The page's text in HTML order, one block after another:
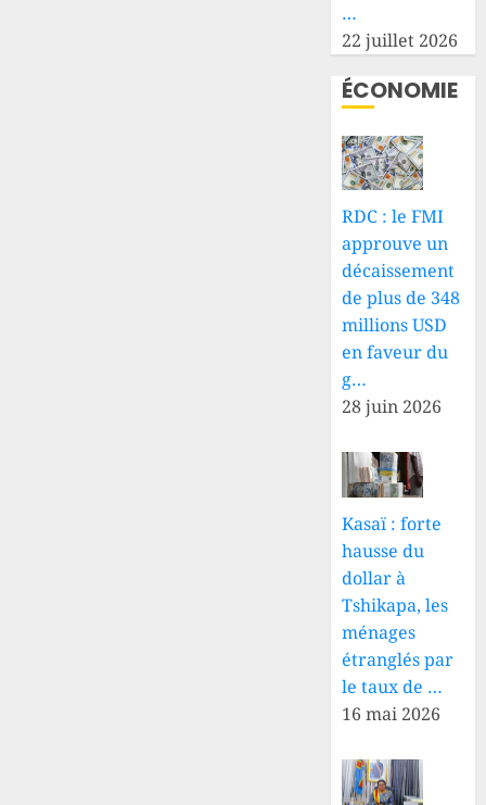
…
22 juillet 2026
ÉCONOMIE
RDC : le FMI
approuve un
décaissement
de plus de 348
millions USD
en faveur du
g…
28 juin 2026
Kasaï : forte
hausse du
dollar à
Tshikapa, les
ménages
étranglés par
le taux de …
16 mai 2026